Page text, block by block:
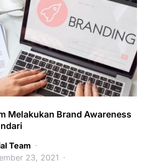
Melakukan Brand Awareness
Team
23, 2021